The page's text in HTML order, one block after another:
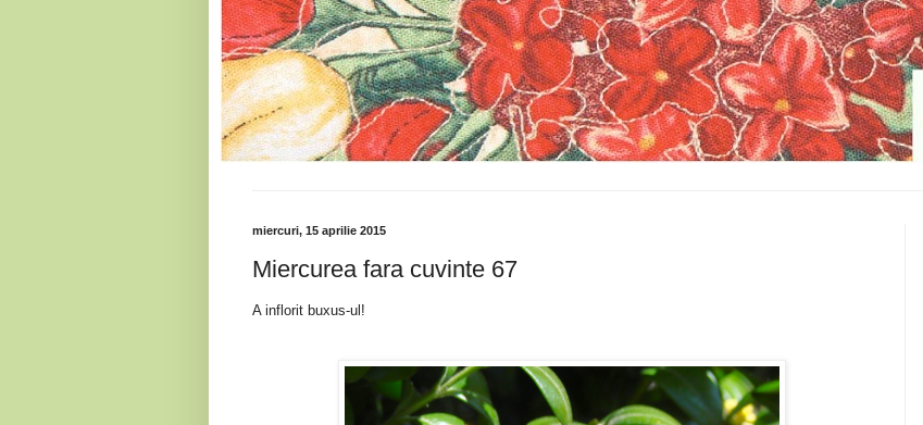
miercuri, 15 aprilie 2015
Miercurea fara cuvinte 67
A inflorit buxus-ul!